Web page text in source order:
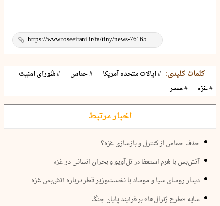
کلمات کلیدی: # ایالات متحده آمریکا # حماس
# شورای امنیت
# غزه
# مصر
اخبار مرتبط
حذف حماس از کنترل و بازسازی غزه؟
آتش‌بس با هُرم استعفا در تل‌آویو و بحران انسانی در غزه
دیدار روسای سیا و موساد با نخست‌وزیر قطر درباره آتش‌بس غزه
سایه «طرح ژنرال‌ها» بر فرآیند پایان جنگ